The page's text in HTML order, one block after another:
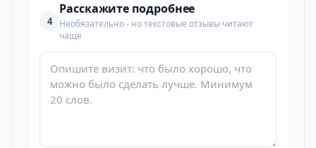
4
Расскажите подробнее
Необязательно - но текстовые отзывы читают
чаще